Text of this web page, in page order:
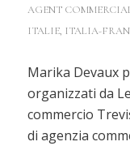
AGENT
ITALIE, ITALIA-
Marika Devaux
organizzati da
commercio
di agenzia